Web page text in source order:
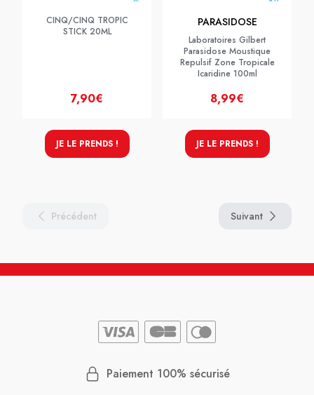
CINQ/CINQ TROPIC
STICK 20ML
7,90€
JE LE PRENDS !
PARASIDOSE
Laboratoires Gilbert
Parasidose Moustique
Repulsif Zone Tropicale
Icaridine 100ml
8,99€
JE LE PRENDS !
Précédent Suivant
Paiement 100% sécurisé